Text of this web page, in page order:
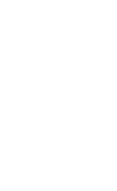
ile 24
bir tabela olsa
hızlı güvenli bir
Yalçın Kaya | 20/